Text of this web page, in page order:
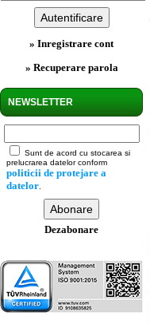
» Inregistrare cont
» Recuperare parola
NEWSLETTER
Sunt de acord cu stocarea si
prelucrarea datelor conform
politicii de protejare a
datelor
Dezabonare